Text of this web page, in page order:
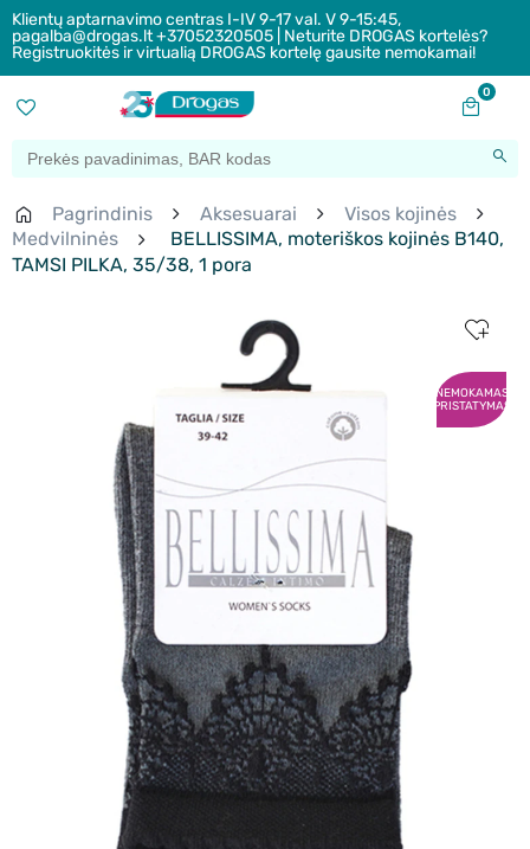
Klientų aptarnavimo centras I-IV 9-17 val. V 9-15:45,
pagalba@drogas.lt +37052320505 | Neturite DROGAS kortelės?
Registruokitės ir virtualią DROGAS kortelę gausite nemokamai!
0
Pagrindinis Aksesuarai
Visos kojinės
Medvilninės
BELLISSIMA, moteriškos kojinės B140,
TAMSI PILKA, 35/38, 1 pora
NEMOKAMAS
PRISTATYMAS